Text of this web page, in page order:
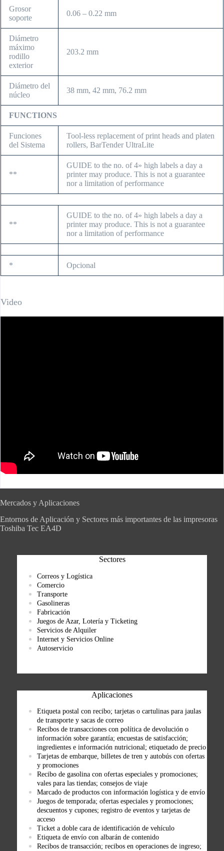
Grosor
soporte
0.06 – 0.22 mm
Diámetro
máximo
rodillo
exterior
203.2 mm
Diámetro del
núcleo
38 mm, 42 mm, 76.2 mm
FUNCTIONS
Funciones
del Sistema
Tool-less replacement of print heads and platen
rollers, BarTender UltraLite
**
GUIDE to the no. of 4» high labels a day a
printer may produce. This is not a guarantee
nor a limitation of performance
**
GUIDE to the no. of 4» high labels a day a
printer may produce. This is not a guarantee
nor a limitation of performance
* Opcional
Video
Mercados y Aplicaciones
Entornos de Aplicación y Sectores más importantes de las impresoras
Toshiba Tec EA4D
Sectores
Correos y Logística
Comercio
Transporte
Gasolineras
Fabricación
Juegos de Azar, Lotería y Ticketing
Servicios de Alquiler
Internet y Servicios Online
Autoservicio
Aplicaciones
Etiqueta postal con recibo; tarjetas o cartulinas para jaulas
de transporte y sacas de correo
Recibos de transacciones con política de devolución o
información sobre garantía; encuestas de satisfacción;
ingredientes e información nutricional; etiquetado de precio
Tarjetas de embarque, billetes de tren y autobús con ofertas
y promociones
Recibo de gasolina con ofertas especiales y promociones;
vales para las tiendas; consejos de viaje
Marcado de productos con información logística y de envío
Juegos de temporada; ofertas especiales y promociones;
descuentos y cupones; registro de eventos y tarjetas de
acceso
Ticket a doble cara de identificación de vehículo
Etiqueta de envío con albarán de contenido
Recibos de transacción; recibos en operaciones de ingreso;